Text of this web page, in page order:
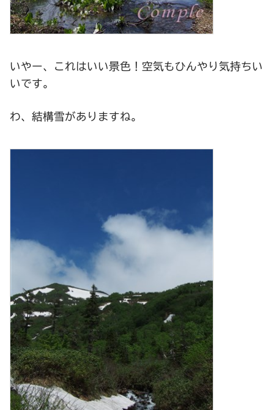
いやー、これはいい景色！空気もひんやり気持ちい
いです。
わ、結構雪がありますね。